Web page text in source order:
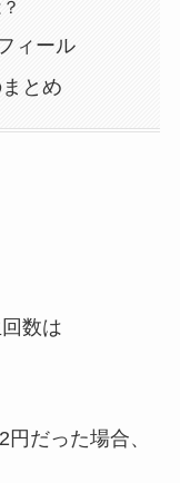
ィール
とめ
数は
だった場合、